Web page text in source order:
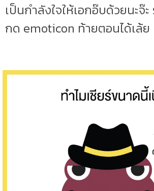
เป็นกำลังใจให้เอกอ๊บด้วยนะจ๊
กด emoticon ท้ายตอนได้เล้ย